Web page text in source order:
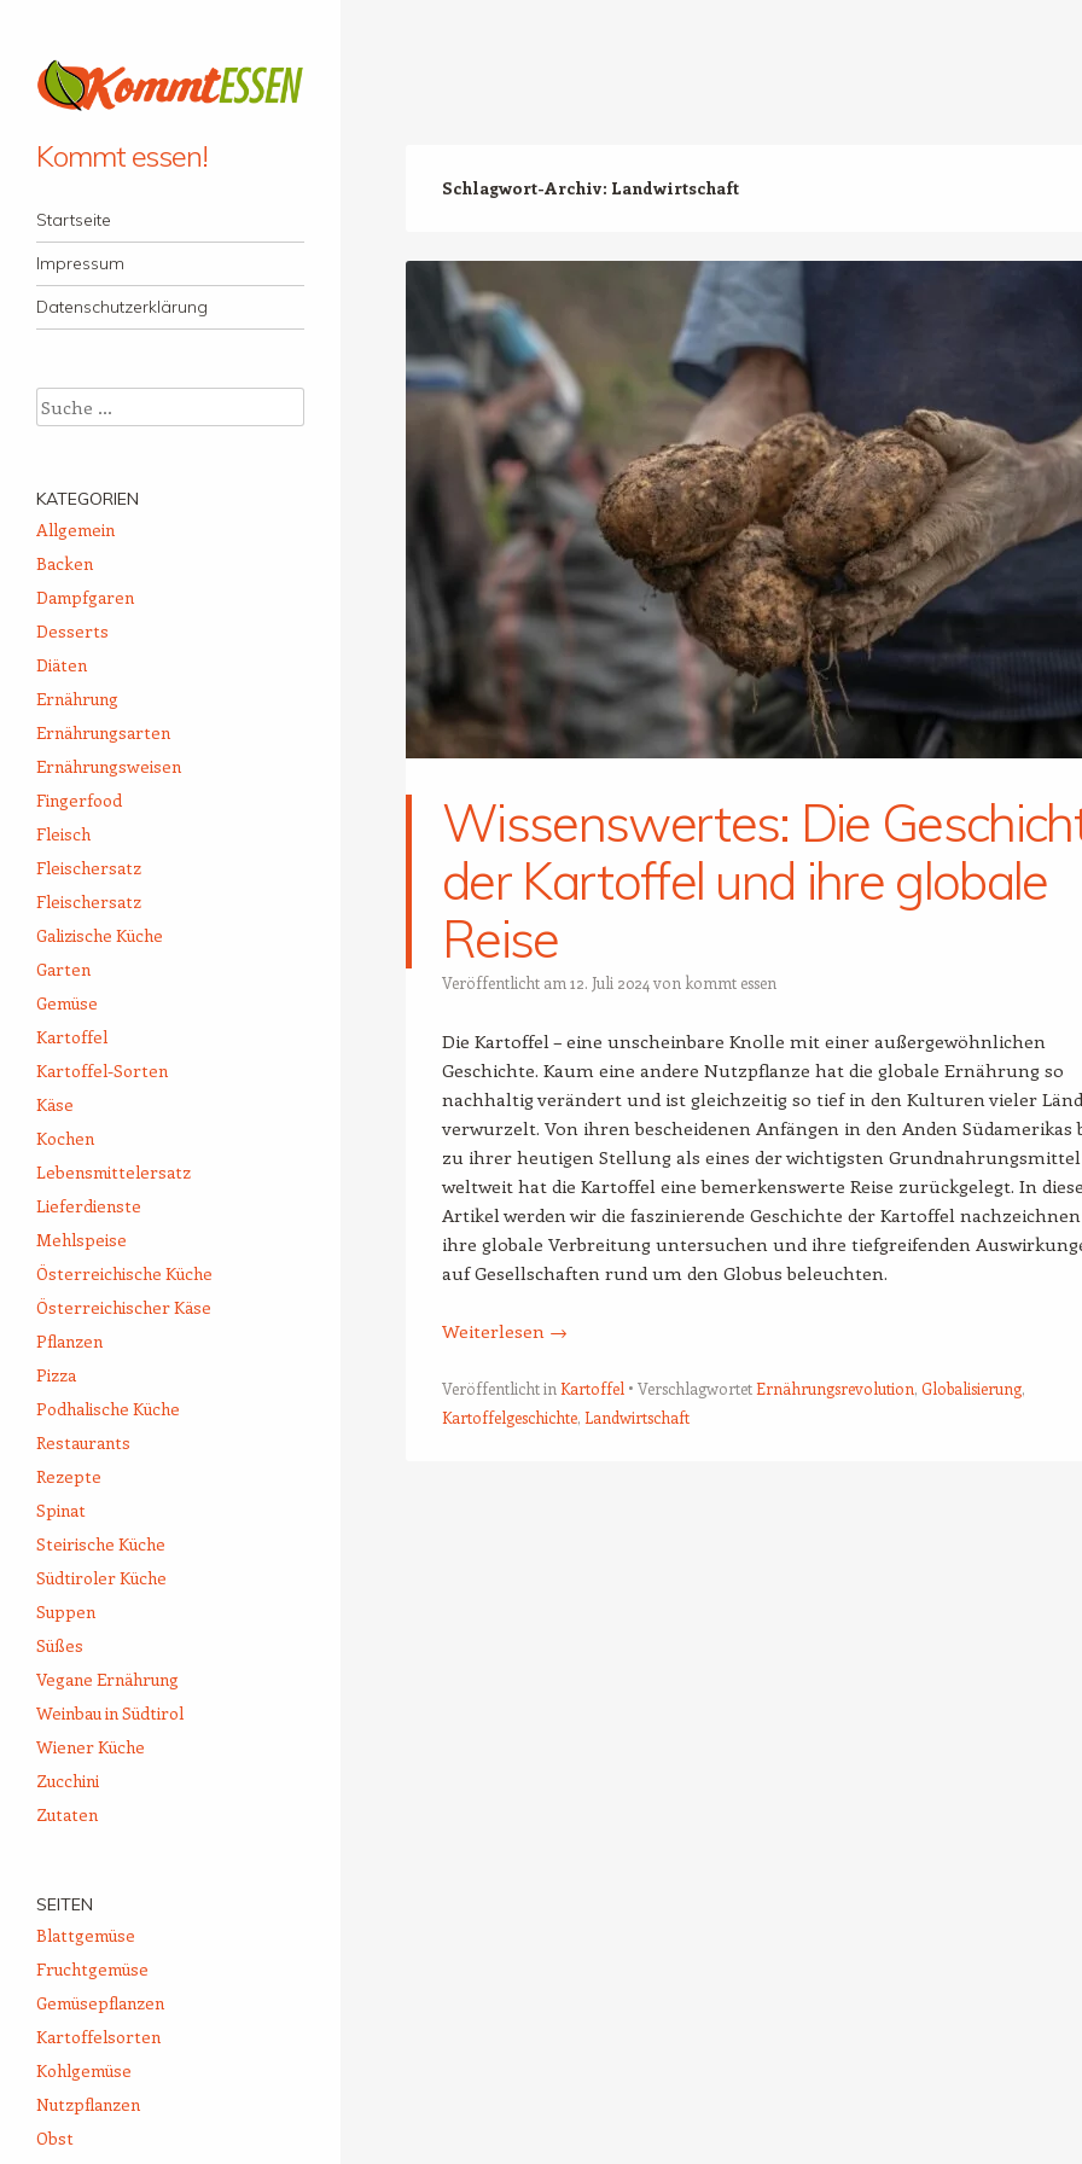
Kommt essen!
Menü
Zum Inhalt springen
Startseite
Impressum
Datenschutzerklärung
Schlagwort-Archiv: Landwirtschaft
Wissenswertes: Die
der Kartoffel und ihre globale
Reise
Veröffentlicht am 12. Juli 2024 von kommt essen
Die Kartoffel – eine unscheinbare Knolle mit einer außergewöhnlichen
Geschichte. Kaum eine andere Nutzpflanze hat die globale Ernährung so
nachhaltig verändert und ist gleichzeitig so tief in den Kulturen vieler
verwurzelt. Von ihren bescheidenen Anfängen in den Anden Südamerikas
zu ihrer heutigen Stellung als eines der wichtigsten Grundnahrungsmittel
weltweit hat die Kartoffel eine bemerkenswerte Reise zurückgelegt. In
Artikel werden wir die faszinierende Geschichte der Kartoffel
ihre globale Verbreitung untersuchen und ihre tiefgreifenden
auf Gesellschaften rund um den Globus beleuchten.
Weiterlesen →
Veröffentlicht in Kartoffel VerschlagwortetErnährungsrevolution, Globalisierung,
Kartoffelgeschichte, Landwirtschaft
Suche
KATEGORIEN
Allgemein
Backen
Dampfgaren
Desserts
Diäten
Ernährung
Ernährungsarten
Ernährungsweisen
Fingerfood
Fleisch
Fleischersatz
Fleischersatz
Galizische Küche
Garten
Gemüse
Kartoffel
Kartoffel-Sorten
Käse
Kochen
Lebensmittelersatz
Lieferdienste
Mehlspeise
Österreichische Küche
Österreichischer Käse
Pflanzen
Pizza
Podhalische Küche
Restaurants
Rezepte
Spinat
Steirische Küche
Südtiroler Küche
Suppen
Süßes
Vegane Ernährung
Weinbau in Südtirol
Wiener Küche
Zucchini
Zutaten
SEITEN
Blattgemüse
Fruchtgemüse
Gemüsepflanzen
Kartoffelsorten
Kohlgemüse
Nutzpflanzen
Obst